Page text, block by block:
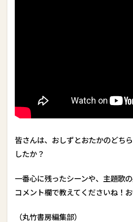
皆さんは、おしずとおたかのどち
したか？
一番心に残ったシーンや、主題歌
コメント欄で教えてくださいね！
（丸竹書房編集部）